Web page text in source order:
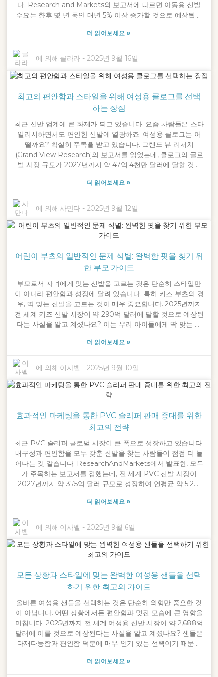
다. Research and Markets의 보고서에 따르면 아동용 신발
수요는 향후 몇 년 동안 매년 5% 이상 증가할 것으로 예상됩니
립되었으며, 그 이후로 이 급성장하는 시장에 적합한 혁신적인
퍼를 고르려는 부모라면 걱정하지 마세요. 몇 가지 팁과 통찰력
을 통해 편안하면서도 스타일리시한 옵션을 찾을 수 있습니다.
이 블로그에서는 자녀의 발을 지지하고 멋지게 보이는 완벽한
신적인 아이디어를 살펴보겠습니다.
더 읽어보세요»
에 의해:클라라 -2025년 9월 16일
최고의 편안함과 스타일을 위해 여성용 클로그를 선택
하는 장점
최근 신발 업계에 큰 화제가 되고 있습니다. 요즘 사람들은 스타
일리시하면서도 편안한 신발에 열광하죠. 여성용 클로그는 어
떨까요? 확실히 주목을 받고 있습니다. 그랜드 뷰 리서치
(Grand View Research)의 보고서를 읽었는데, 클로그의 글로
벌 시장 규모가 2027년까지 약 47억 4천만 달러에 달할 것으
인상적이죠? 자, 이제 멋진 이야기를 해 볼까요? 닝보 크로스립
하여 편안함과 스타일을 조화시킨 혁신적인 디자인을 선보여
왔습니다. 이 모든 디자인은 '세상을 누비다(step through the
world)'라는 모토에서 영감을 받았습니다. 특히 여성용 클로그
는 이러한 완벽한 균형을 이루기 때문에 많은 사람들이 애용하
떤 옷차림에도 잘 어울릴 만큼 멋스럽기 때문입니다. 이 블로그
에서는 여성용 클로그가 왜 그렇게 좋은 선택인지 알아보겠습
어떻게 패션 감각을 한 단계 업그레이드하는 동시에 하루 종일
발을 편안하고 행복하게 유지할 수 있는지 알아보겠습니다.
더 읽어보세요»
에 의해:사만다 -2025년 9월 12일
어린이 부츠의 일반적인 문제 식별: 완벽한 핏을 찾기 위
한 부모 가이드
부모로서 자녀에게 맞는 신발을 고르는 것은 단순히 스타일만
이 아니라 편안함과 성장에 달려 있습니다. 특히 키즈 부츠의 경
우, 딱 맞는 신발을 고르는 것이 매우 중요합니다. 2025년까지
전 세계 키즈 신발 시장이 약 290억 달러에 달할 것으로 예상된
다는 사실을 알고 계셨나요? 이는 우리 아이들에게 딱 맞는 신
줍니다. 안타깝게도 연구에 따르면 거의 70%의 아이들이 딱 맞
인 발 문제로 이어질 수 있습니다. 2016년 "세상을 누비다"라는
모토로 설립된 닝보 크로스립(Ningbo Crossleap Co., Ltd.)은
작고 성장하는 발에 맞는 고품질 신발을 제공함으로써 부모들
이 어떤 신발이 적합한지 알아낼 수 있도록 돕는 데 전념하고
맞는 신발을 찾는 방법에 대한 실용적인 팁을 소개합니다. 모든
아이는 자신감 있게 모험을 시작할 자격이 있지 않나요?
더 읽어보세요»
에 의해:이사벨 -2025년 9월 10일
효과적인 마케팅을 통한 PVC 슬리퍼 판매 증대를 위한
최고의 전략
최근 PVC 슬리퍼 글로벌 시장이 큰 폭으로 성장하고 있습니다.
내구성과 편안함을 모두 갖춘 신발을 찾는 사람들이 점점 더 늘
어나는 것 같습니다. ResearchAndMarkets에서 발표한, 모두
가 주목하는 보고서를 접했는데, 전 세계 PVC 신발 시장이
2027년까지 약 375억 달러 규모로 성장하여 연평균 약 5.2%
2016년 '세계로 뻗어 나가자'는 목표로 사업을 시작했습니다.
적인 접근이 필수적이라는 것을 알고 있습니다. 즉, 고정관념을
깨고 소셜 미디어를 효과적으로 활용하고, 제품을 더욱 돋보이
게 하며, 슬리퍼의 특별함을 부각시켜 PVC 슬리퍼 판매를 확대
하는 것입니다. 업계의 공통적인 과제들을 정면으로 해결하고
하는 이 흥미진진한 시장에서 큰 성공을 거둘 수 있을 것이라고
확신합니다.
더 읽어보세요»
에 의해:이사벨 -2025년 9월 6일
모든 상황과 스타일에 맞는 완벽한 여성용 샌들을 선택
하기 위한 최고의 가이드
올바른 여성용 샌들을 선택하는 것은 단순히 외형만 중요한 것
이 아닙니다. 어떤 상황에서든 편안함과 멋진 모습에 큰 영향을
미칩니다. 2025년까지 전 세계 여성용 신발 시장이 약 2,688억
달러에 이를 것으로 예상된다는 사실을 알고 계셨나요? 샌들은
다재다능함과 편안함 덕분에 매우 인기 있는 선택이기 때문에
여성들이 자신감 있게 '세상을 헤쳐나갈 수 있도록' 돕는다는 생
더 읽어보세요»